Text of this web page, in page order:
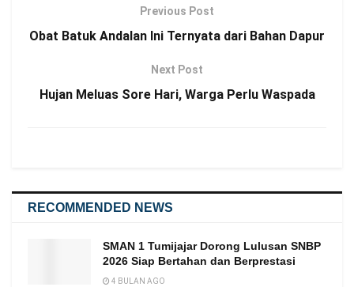
Previous Post
Obat Batuk Andalan Ini Ternyata dari Bahan Dapur
Next Post
Hujan Meluas Sore Hari, Warga Perlu Waspada
RECOMMENDED NEWS
SMAN 1 Tumijajar Dorong Lulusan SNBP
2026 Siap Bertahan dan Berprestasi
4 BULAN AGO